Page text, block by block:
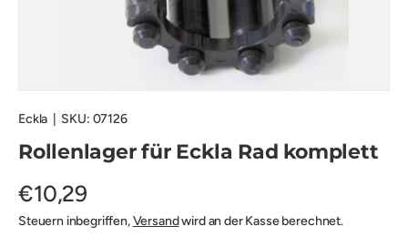
Eckla SKU: 07126
Rollenlager für Eckla Rad komplett
€10,29
Steuern inbegriffen,Versandwird an der Kasse berechnet.